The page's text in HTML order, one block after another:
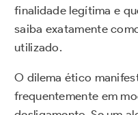
finalidade legítima e
saiba exatamente
utilizado.
O dilema ético
frequentemente em